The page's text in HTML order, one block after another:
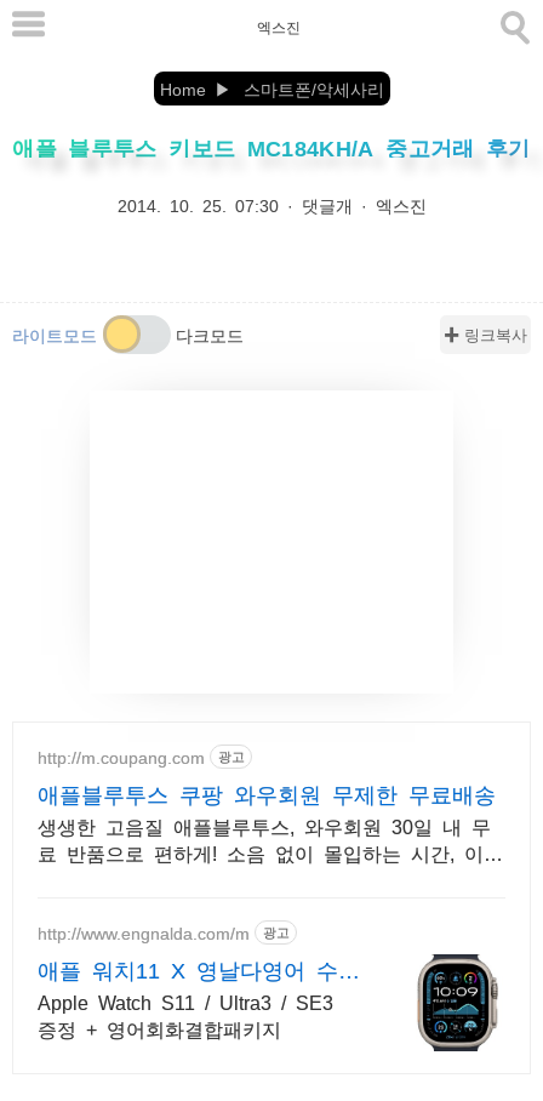
본
바
엑스진
Home 스마트폰/악세사리
애플 블루투스 키보드 MC184KH/A 중고거래 후기
2014. 10. 25. 07:30· 댓글개 · 엑스진
✚ 링크복사
http://m.coupang.com 광고
애플블루투스 쿠팡 와우회원 무제한 무료배송
생생한 고음질 애플블루투스, 와우회원 30일 내 무
료 반품으로 편하게! 소음 없이 몰입하는 시간, 이어
http://www.engnalda.com/m 광고
애플 워치11 X 영날다영어 수량
한정, 수강/출석증 발급
Apple Watch S11 / Ultra3 / SE3
증정 + 영어회화결합패키지